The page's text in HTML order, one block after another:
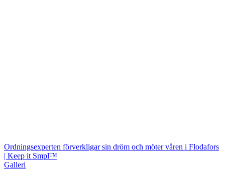
Ordningsexperten förverkligar sin dröm och möter våren i Flodafors
| Keep it Smpl™
Galleri